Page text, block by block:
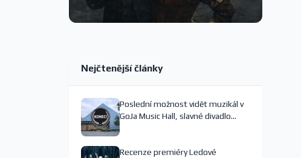
Nejčtenější články
Poslední možnost vidět muzikál v
GoJa Music Hall, slavné divadlo
Recenze premiéry Ledové